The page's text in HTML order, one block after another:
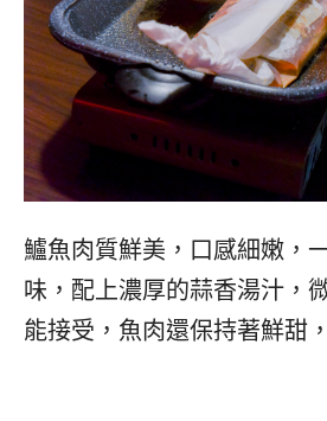
鱸魚肉質鮮美，口感細嫩，
味，配上濃厚的蒜香湯汁，
能接受，魚肉還保持著鮮甜